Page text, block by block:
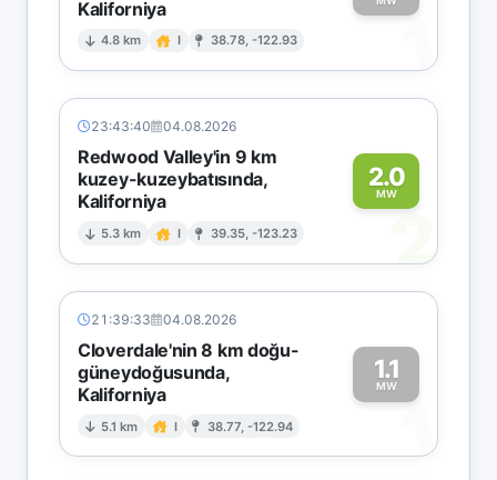
Kaliforniya
4.8 km I 38.78, -122.93 1
23:43:40 04.08.2026
Redwood Valley'in 9 km
kuzey-kuzeybatısında,
Kaliforniya
5.3 km I 39.35, -123.23
2.0
MW
2
21:39:33 04.08.2026
Cloverdale'nin 8 km doğu-
güneydoğusunda,
Kaliforniya
5.1 km I 38.77, -122.94
1.1
MW
1